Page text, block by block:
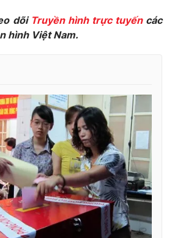
Shorts video
Tấm lòng Việt
Vươn mình bằng AI
VTV8
English
dõi Truyền hình trực tuyếncác
hình Việt Nam.